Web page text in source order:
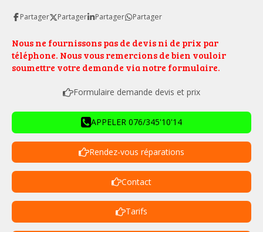
Partager Partager Partager Partager
Nous ne fournissons pas de devis ni de prix par
téléphone. Nous vous remercions de bien vouloir
soumettre votre demande via notre formulaire.
Formulaire demande devis et prix
APPELER 076/345'10'14
Rendez-vous réparations
Contact
Tarifs